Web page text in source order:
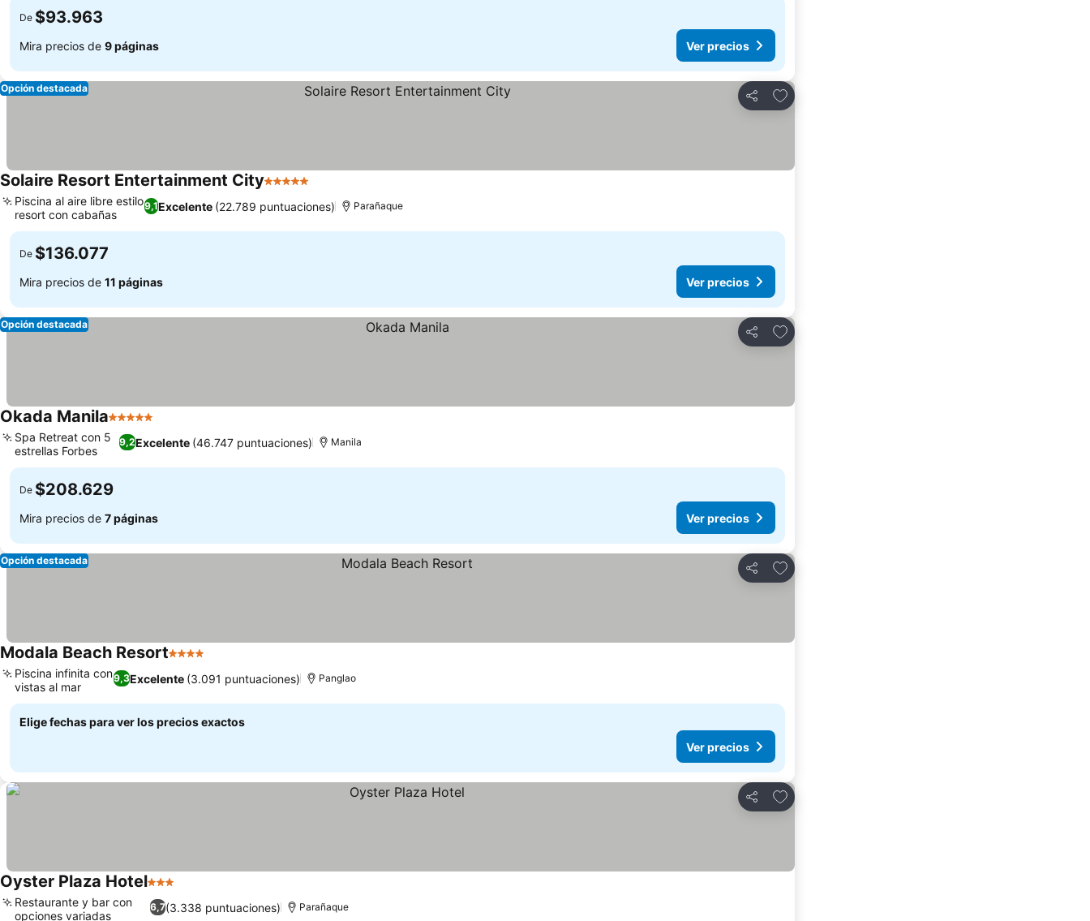
De $93.963
Mira precios de 9 páginas Ver precios
Compartir
Agregar a favoritos
Opción destacada
Solaire Resort Entertainment City5 Estrellas
9,1Excelente (22.789 puntuaciones)
Piscina al aire libre estilo
resort con cabañas
Parañaque
De $136.077
Mira precios de 11 páginas Ver precios
Compartir
Agregar a favoritos
Opción destacada
Okada Manila5 Estrellas
9,2Excelente (46.747 puntuaciones)
Spa Retreat con 5
estrellas Forbes
Manila
De $208.629
Mira precios de 7 páginas Ver precios
Compartir
Agregar a favoritos
Opción destacada
Modala Beach Resort4 Estrellas
9,3Excelente (3.091 puntuaciones)
Piscina infinita con
vistas al mar
Panglao
Elige fechas para ver los precios exactos
Ver precios
Compartir
Agregar a favoritos
Oyster Plaza Hotel3 Estrellas
6,7(3.338 puntuaciones)
Restaurante y bar con
opciones variadas
Parañaque